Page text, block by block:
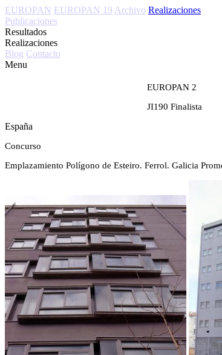
EUROPAN EUROPAN 19 Archivo Realizaciones
Publicaciones
Resultados
Realizaciones
Blog Contacto
Menu
EUROPAN 2
JI190 Finalista
España
Concurso
Emplazamiento Polígono de Esteiro. Ferrol. Galicia